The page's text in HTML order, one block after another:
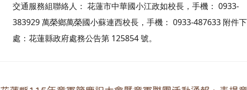
交通服務組聯絡人： 花蓮市中華國小江政如校長，手機： 0933-
383929 萬榮鄉萬榮國小蘇連西校長，手機： 0933-487633 附件
處：花蓮縣政府處務公告第 125854 號。